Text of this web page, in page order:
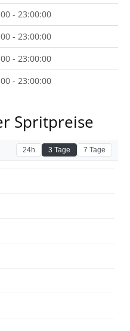
- 23:00:00
- 23:00:00
- 23:00:00
- 23:00:00
Spritpreise